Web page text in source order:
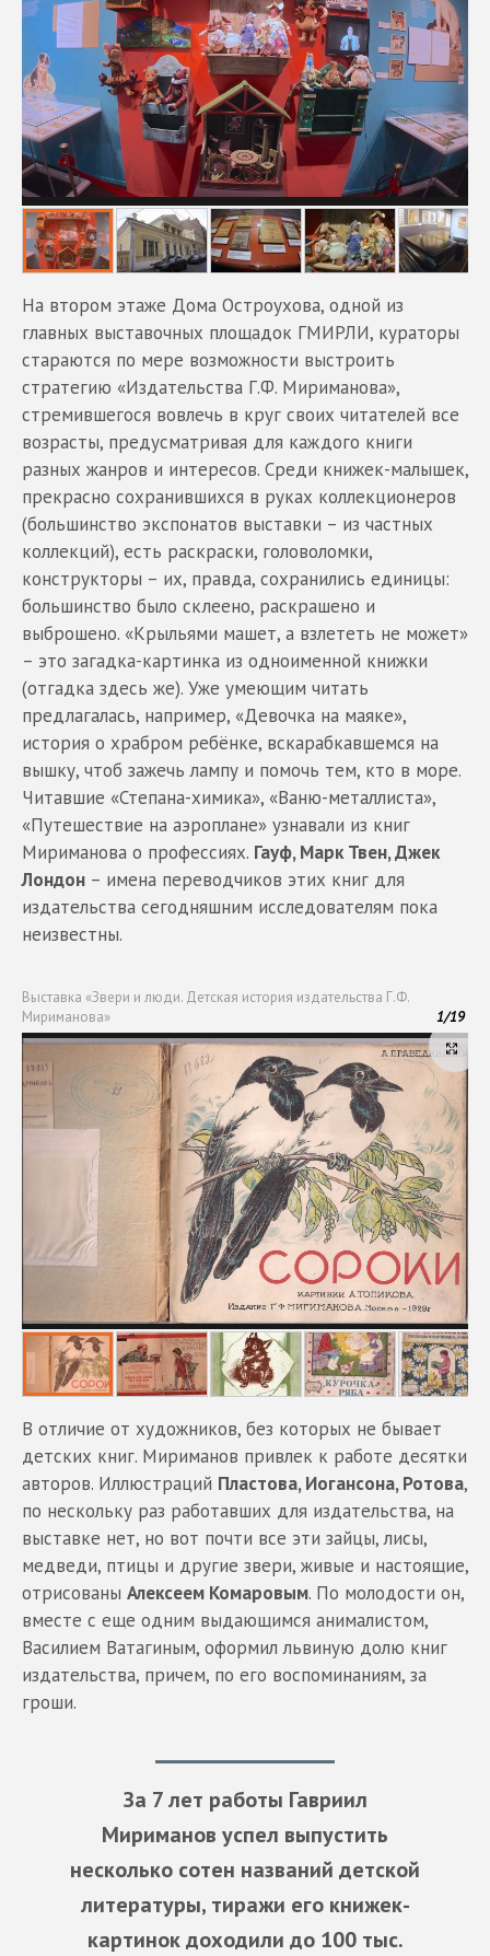
На втором этаже Дома Остроухова, одной из
главных выставочных площадок ГМИРЛИ, кураторы
стараются по мере возможности выстроить
стратегию «Издательства Г.Ф. Мириманова»,
стремившегося вовлечь в круг своих читателей все
возрасты, предусматривая для каждого книги
разных жанров и интересов. Среди книжек-малышек,
прекрасно сохранившихся в руках коллекционеров
(большинство экспонатов выставки – из частных
коллекций), есть раскраски, головоломки,
конструкторы – их, правда, сохранились единицы:
большинство было склеено, раскрашено и
выброшено. «Крыльями машет, а взлететь не может»
– это загадка-картинка из одноименной книжки
(отгадка здесь же). Уже умеющим читать
предлагалась, например, «Девочка на маяке»,
история о храбром ребёнке, вскарабкавшемся на
вышку, чтоб зажечь лампу и помочь тем, кто в море.
Читавшие «Степана-химика», «Ваню-металлиста»,
«Путешествие на аэроплане» узнавали из книг
Мириманова о профессиях. Гауф, Марк Твен, Джек
Лондон – имена переводчиков этих книг для
издательства сегодняшним исследователям пока
неизвестны.
Выставка «Звери и люди. Детская история издательства Г.Ф.
Мириманова»
1/19
В отличие от художников, без которых не бывает
детских книг. Мириманов привлек к работе десятки
авторов. Иллюстраций Пластова, Иогансона, Ротова,
по нескольку раз работавших для издательства, на
выставке нет, но вот почти все эти зайцы, лисы,
медведи, птицы и другие звери, живые и настоящие,
отрисованы Алексеем Комаровым. По молодости он,
вместе с еще одним выдающимся анималистом,
Василием Ватагиным, оформил львиную долю книг
издательства, причем, по его воспоминаниям, за
гроши.
За 7 лет работы Гавриил
Мириманов успел выпустить
несколько сотен названий детской
литературы, тиражи его книжек-
картинок доходили до 100 тыс.